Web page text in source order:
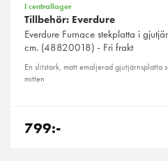
I centrallager
Tillbehör: Everdure
Everdure Furnace stekplatta i
cm. (48820018) - Fri frakt
En slitstark, matt emaljerad gjutjärnsplatta
mitten
799:-